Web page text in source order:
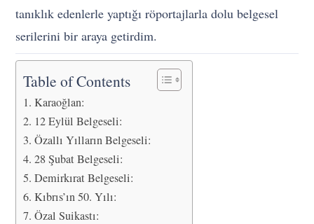
tanıklık edenlerle yaptığı röportajlarla dolu belgesel
serilerini bir araya getirdim.
Table of Contents
Karaoğlan:
12 Eylül Belgeseli:
Özallı Yılların Belgeseli:
28 Şubat Belgeseli:
Demirkırat Belgeseli:
Kıbrıs’ın 50. Yılı:
Özal Suikastı: